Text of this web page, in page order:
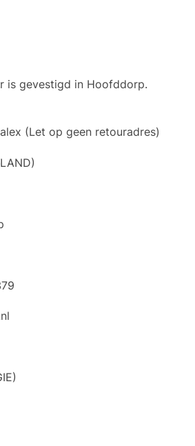
is gevestigd in Hoofddorp.
(Let op geen retouradres)